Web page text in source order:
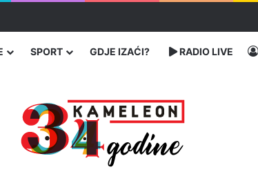
za Memorijalni centar Srebrenica
SPORT GDJE IZAĆI? RADIO LIVE